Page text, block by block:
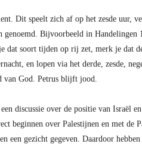
Dit speelt zich af op het zesde uur,
genoemd. Bijvoorbeeld in Handelingen
dat soort tijden op rij zet, merk je dat
en lopen via het derde, zesde,
van God. Petrus blijft jood.
discussie over de positie van Israël
beginnen over Palestijnen en met de
een gezicht gegeven. Daardoor